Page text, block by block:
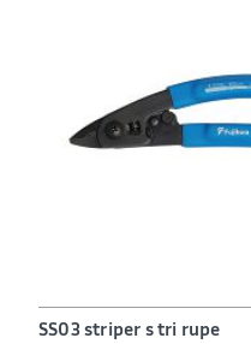
SS03 striper s tri rupe